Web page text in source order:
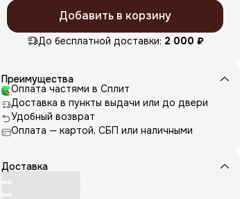
Добавить в корзину
До бесплатной доставки: 2 000 ₽
Преимущества
Оплата частями в Сплит
Доставка в пункты выдачи или до двери
Удобный возврат
Оплата — картой, СБП или наличными
Доставка